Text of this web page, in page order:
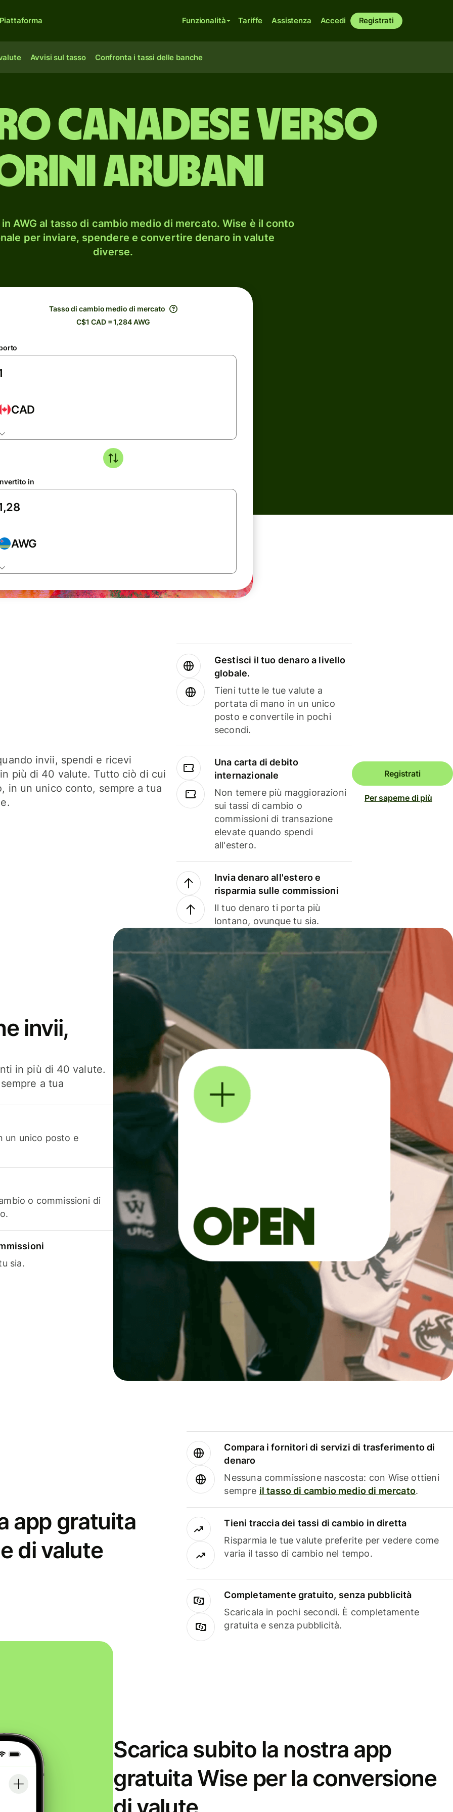
Funzionalità Tariffe Assistenza Accedi Registrati
Avvisi sul tasso Confronta i tassi delle banche
canadese verso
arubani
AWG al tasso di cambio medio di mercato. Wise è il conto
per inviare, spendere e convertire denaro in valute
diverse.
Tasso di cambio medio di mercato
C$1 CAD = 1,284 AWG
CAD
in
AWG
invii, spendi e ricevi
più di 40 valute. Tutto ciò di cui
in un unico conto, sempre a tua
Gestisci il tuo denaro a livello
globale.
Tieni tutte le tue valute a
portata di mano in un unico
posto e convertile in pochi
secondi.
Una carta di debito
internazionale
Non temere più maggiorazioni
sui tassi di cambio o
commissioni di transazione
elevate quando spendi
all'estero.
Invia denaro all'estero e
risparmia sulle commissioni
Il tuo denaro ti porta più
lontano, ovunque tu sia.
Registrati
Per saperne di più
invii,
in più di 40 valute.
a tua
un unico posto e
o commissioni di
sia.
app gratuita
di valute
Compara i fornitori di servizi di trasferimento di
denaro
Nessuna commissione nascosta: con Wise ottieni
sempre il tasso di cambio medio di mercato.
Tieni traccia dei tassi di cambio in diretta
Risparmia le tue valute preferite per vedere come
varia il tasso di cambio nel tempo.
Completamente gratuito, senza pubblicità
Scaricala in pochi secondi. È completamente
gratuita e senza pubblicità.
Scarica subito la nostra app
gratuita Wise per la conversione